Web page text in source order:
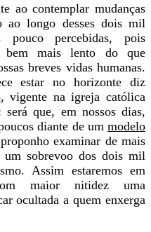
ao contemplar mudanças
ao longo desses dois mil
pouco percebidas, pois
bem mais lento do que
breves vidas humanas.
estar no horizonte diz
, vigente na igreja católica
que, em nossos dias,
diante de um modelo
examinar de mais
sobrevoo dos dois mil
Assim estaremos em
maior nitidez uma
ocultada a quem enxerga